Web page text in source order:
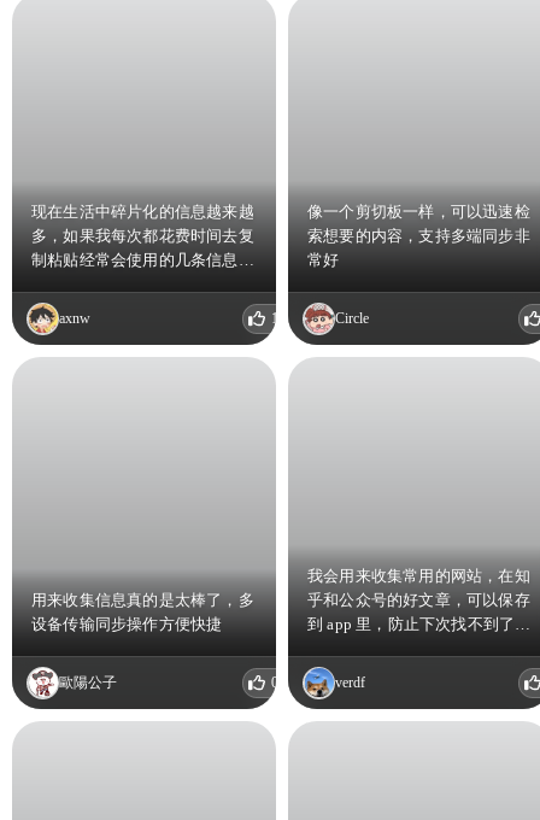
现在生活中碎片化的信息越来越
多，如果我每次都花费时间去复
制粘贴经常会使用的几条信息，
所以FastClip在这样的时候就会
派上用场：节约我的时间去做更
重要的工作。
axnw 1
像一个剪切板一样，可以迅速检
索想要的内容，支持多端同步非
常好
Circle
用来收集信息真的是太棒了，多
设备传输同步操作方便快捷
歐陽公子 0
我会用来收集常用的网站，在知
乎和公众号的好文章，可以保存
到 app 里，防止下次找不到了，
安排日常，刷到好的文章，可以
保存过来，并记录每一次的读书
感受，还能实现与 pc 端传输的
verdf